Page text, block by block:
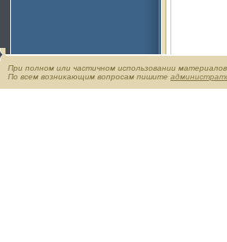
При полном или частичном использовании
По всем возникающим вопросам пишите